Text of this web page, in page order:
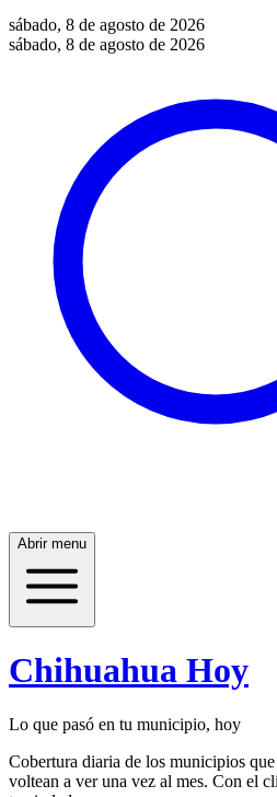
sábado, 8 de agosto de 2026
sábado, 8 de agosto de 2026
Abrir menu
Chihuahua Hoy
Lo que pasó en tu municipio, hoy
Cobertura diaria de los municipios
voltean a ver una vez al mes. Con el